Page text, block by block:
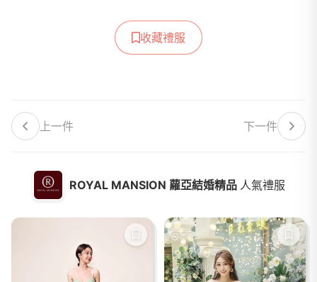
收藏禮服
上一件 下一件
ROYAL MANSION 蘿亞結婚精品 人氣禮服